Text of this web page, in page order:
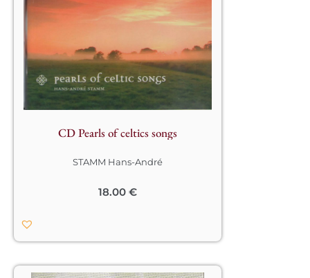
interprétées.
CD Pearls of celtics songs
STAMM Hans-André
18.00 €